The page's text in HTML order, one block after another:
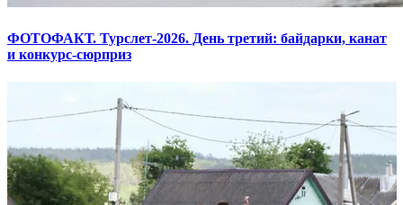
ФОТОФАКТ. Турслет-2026. День третий: байдарки, канат
и конкурс-сюрприз